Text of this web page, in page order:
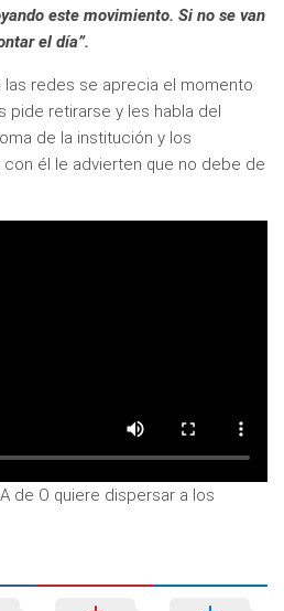
este movimiento. Si no se van
el día”.
las redes se aprecia el momento
pide retirarse y les habla del
de la institución y los
él le advierten que no debe de
de O quiere dispersar a los